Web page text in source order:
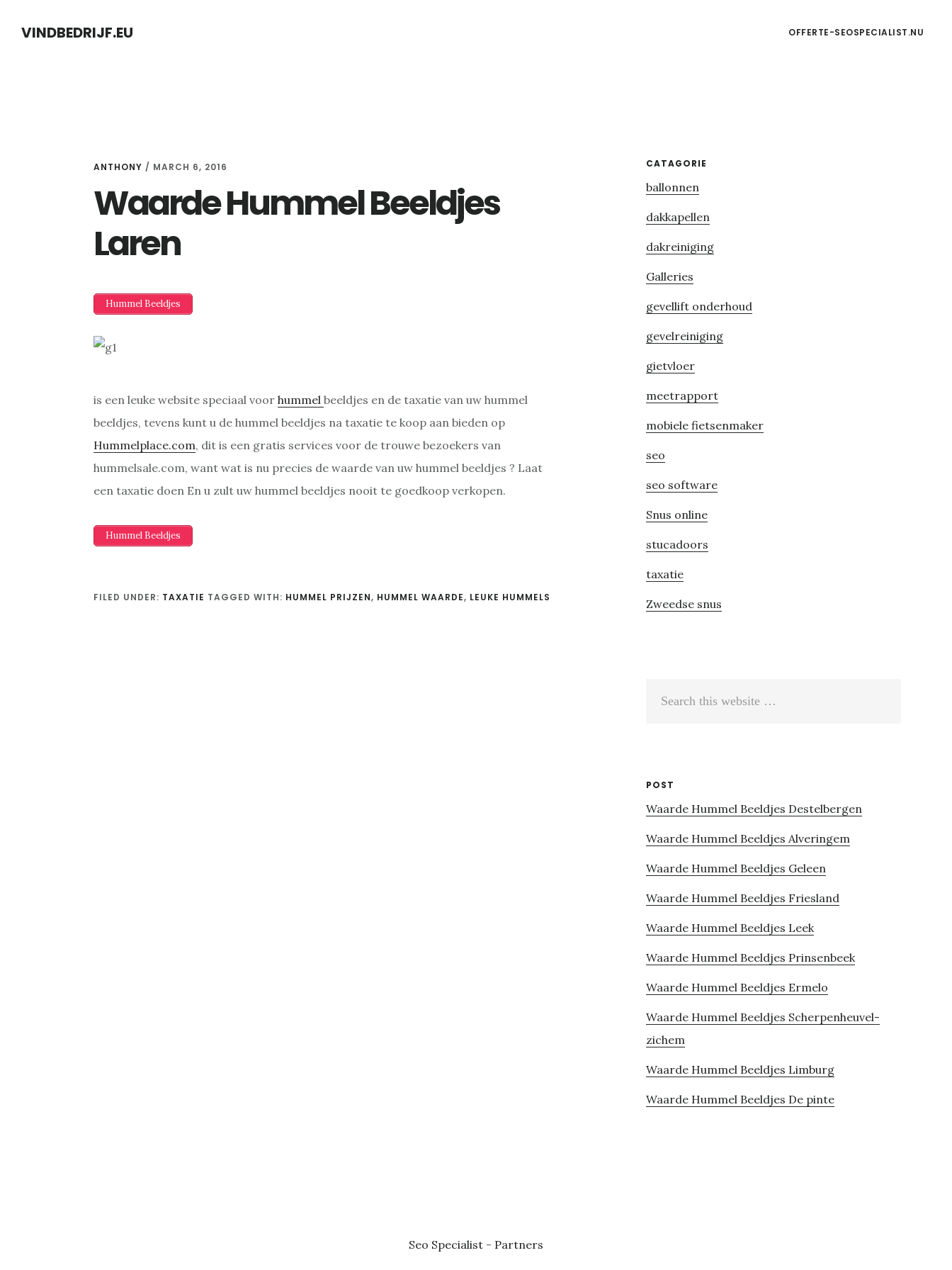
VINDBEDRIJF.EU OFFERTE-SEOSPECIALIST.NU
ANTHONY / MARCH 6, 2016
Waarde Hummel Beeldjes
Laren
Hummel Beeldjes
is een leuke website speciaal voor hummel beeldjes en de taxatie van uw hummel
beeldjes, tevens kunt u de hummel beeldjes na taxatie te koop aan bieden op
Hummelplace.com, dit is een gratis services voor de trouwe bezoekers van
hummelsale.com, want wat is nu precies de waarde van uw hummel beeldjes ? Laat
een taxatie doen En u zult uw hummel beeldjes nooit te goedkoop verkopen.
Hummel Beeldjes
FILED UNDER: TAXATIE TAGGED WITH: HUMMEL PRIJZEN, HUMMEL WAARDE, LEUKE HUMMELS
Primary
Sidebar
CATAGORIE
ballonnen
dakkapellen
dakreiniging
Galleries
gevellift onderhoud
gevelreiniging
gietvloer
meetrapport
mobiele fietsenmaker
seo
seo software
Snus online
stucadoors
taxatie
Zweedse snus
POST
Waarde Hummel Beeldjes Destelbergen
Waarde Hummel Beeldjes Alveringem
Waarde Hummel Beeldjes Geleen
Waarde Hummel Beeldjes Friesland
Waarde Hummel Beeldjes Leek
Waarde Hummel Beeldjes Prinsenbeek
Waarde Hummel Beeldjes Ermelo
Waarde Hummel Beeldjes Scherpenheuvel-
zichem
Waarde Hummel Beeldjes Limburg
Waarde Hummel Beeldjes De pinte
Seo Specialist - Partners